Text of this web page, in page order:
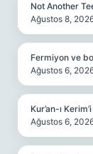
Not Another
Ağustos 8,
Fermiyon ve
Ağustos 6,
Kur’an-ı
Ağustos 6,